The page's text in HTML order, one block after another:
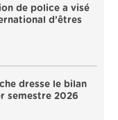
de police a visé
d’êtres
dresse le bilan
semestre 2026